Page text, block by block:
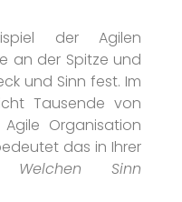
der Agilen
an der Spitze und
und Sinn fest. Im
Tausende von
Organisation
das in Ihrer
Welchen Sinn